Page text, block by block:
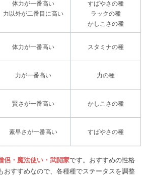
体力が一番高い
力以外が二番目に高い
すばやさの種
ラックの種
かしこさの種
体力が一番高い スタミナの種
力が一番高い 力の種
賢さが一番高い かしこさの種
素早さが一番高い すばやさの種
侶・魔法使い・武闘家です。おすすめの性格
おすすめなので、各種種でステータスを調整